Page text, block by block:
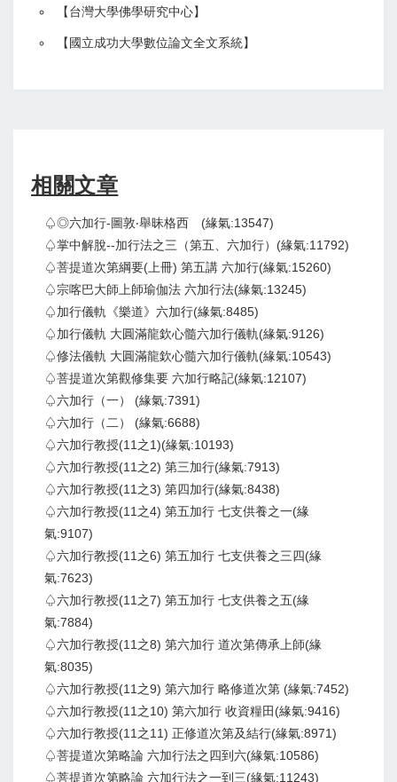
【台灣大學佛學研究中心】
【 國立成功大學數位論文全文系統】
相關文章
♤◎六加行-圖敦‧舉昧格西 (緣氣:13547)
♤掌中解脫--加行法之三（第五、六加行）(緣氣:11792)
♤菩提道次第綱要(上冊) 第五講 六加行(緣氣:15260)
♤宗喀巴大師上師瑜伽法 六加行法(緣氣:13245)
♤加行儀軌《樂道》六加行(緣氣:8485)
♤加行儀軌 大圓滿龍欽心髓六加行儀軌(緣氣:9126)
♤修法儀軌 大圓滿龍欽心髓六加行儀軌(緣氣:10543)
♤菩提道次第觀修集要 六加行略記(緣氣:12107)
♤六加行（一） (緣氣:7391)
♤六加行（二） (緣氣:6688)
♤六加行教授(11之1)(緣氣:10193)
♤六加行教授(11之2) 第三加行(緣氣:7913)
♤六加行教授(11之3) 第四加行(緣氣:8438)
♤六加行教授(11之4) 第五加行 七支供養之一(緣
氣:9107)
♤六加行教授(11之6) 第五加行 七支供養之三四(緣
氣:7623)
♤六加行教授(11之7) 第五加行 七支供養之五(緣
氣:7884)
♤六加行教授(11之8) 第六加行 道次第傳承上師(緣
氣:8035)
♤六加行教授(11之9) 第六加行 略修道次第 (緣氣:7452)
♤六加行教授(11之10) 第六加行 收資糧田(緣氣:9416)
♤六加行教授(11之11) 正修道次第及結行(緣氣:8971)
♤菩提道次第略論 六加行法之四到六(緣氣:10586)
♤菩提道次第略論 六加行法之一到三(緣氣:11243)